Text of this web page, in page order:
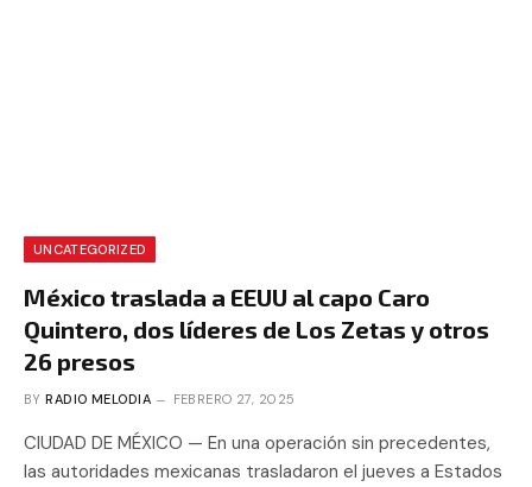
UNCATEGORIZED
México traslada a EEUU al capo Caro
Quintero, dos líderes de Los Zetas y otros
26 presos
BY RADIO MELODIA FEBRERO 27, 2025
CIUDAD DE MÉXICO — En una operación sin precedentes,
las autoridades mexicanas trasladaron el jueves a Estados